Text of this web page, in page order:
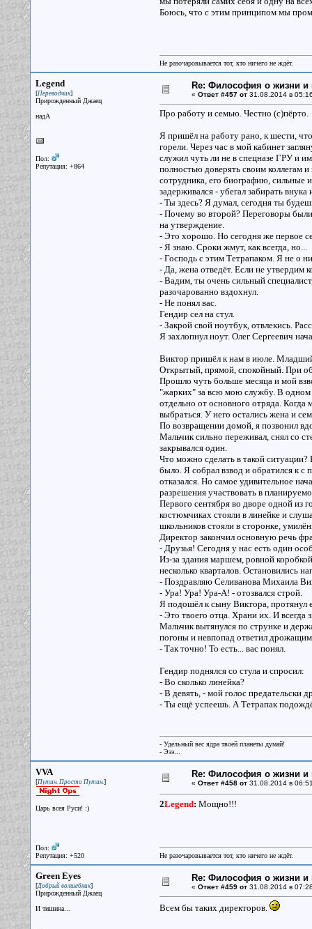
Боюсь, что с этим принципом мы
Не разочаровывается тот, кто ничего не ждёт.
Legend
[Переводчик]
Прирожденный Джаец
надА
Пол:
Репутация: +864
Re: Философия о жизни и
« Ответ #457 от31.08.2014 в
Про работу и семью. Честно (с)пёрто.
Я пришёл на работу рано, к шести,
горели. Через час в мой кабинет
служил чуть ли не в спецназе ГРУ и
полностью доверять своим коллегам
сотрудника, его биографию, сильные
задерживался - убегал забирать внука
- Ты здесь? Я думал, сегодня ты
- Почему во второй? Переговоры
на утверждение.
- Это хорошо. Но сегодня же первое
- Я знаю. Сроки жмут, как всегда, но...
- Господь с этим Тетрапаком. Я не о
- Да, жена отведёт. Если не утвердим
- Вадим, ты очень сильный
разочарованно вздохнул.
- Не понял вас.
Гендир сел на стул.
- Закрой свой ноутбук, отвлекись.
Я захлопнул ноут. Олег Сергеевич
Виктор пришёл к нам в июле.
Открытый, прямой, спокойный. При
Прошло чуть больше месяца и мой
"жарких" за всю мою службу. В одном
отдельно от основного отряда.
выбраться. У него остались жена и
По возвращении домой, я позвонил
Мальчик сильно переживал, снял со
закрывался один.
Что можно сделать в такой
было. Я собрал взвод и обратился к с
отказался. Но самое удивительное
разрешения участвовать в
Первого сентября во дворе одной из
костюмчиках стояли в линейке и
школьников стояли в сторонке,
Директор закончил основную речь
- Друзья! Сегодня у нас есть один
Из-за здания маршем, ровной
несколько кварталов. Остановились
- Поздравляю Селиванова Михаила
- Ура! Ура! Ура-А! - отозвался строй.
Я подошёл к сыну Виктора, протянул
- Это твоего отца. Храни их. И
Мальчик вытянулся по струнке и
погоны и невпопад ответил
- Так точно! То есть... вас понял.
Гендир поднялся со стула и спросил:
- Во сколько линейка?
- В девять, - мой голос предательски
- Ты ещё успеешь. А Тетрапак
- Удельный вес ядра твоей планеты думай!
- Эээ...
VVA
[Путин. Просто Путин.]
Царь всея Руси! :)
Пол:
Репутация: +520
Re: Философия о жизни и
« Ответ #458 от31.08.2014 в
2Legend: Мощно!!!
Не разочаровывается тот, кто ничего не ждёт.
Green Eyes
[Добрый волшебник]
Прирожденный Джаец
И тишина...
Re: Философия о жизни и
« Ответ #459 от31.08.2014 в
Всем бы таких директоров.